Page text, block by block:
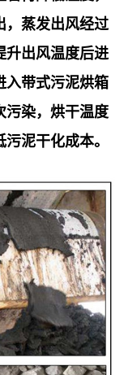
，蒸发出风经过
升出风温度后进
入带式污泥烘箱
污染，烘干温度
泥干化成本。